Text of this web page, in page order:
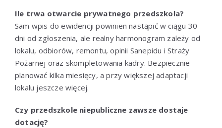
Ile trwa otwarcie prywatnego przedszkola?
Sam wpis do ewidencji powinien nastąpić w ciągu 30
dni od zgłoszenia, ale realny harmonogram zależy od
lokalu, odbiorów, remontu, opinii Sanepidu i Straży
Pożarnej oraz skompletowania kadry. Bezpiecznie
planować kilka miesięcy, a przy większej adaptacji
lokalu jeszcze więcej.
Czy przedszkole niepubliczne zawsze dostaje
dotację?